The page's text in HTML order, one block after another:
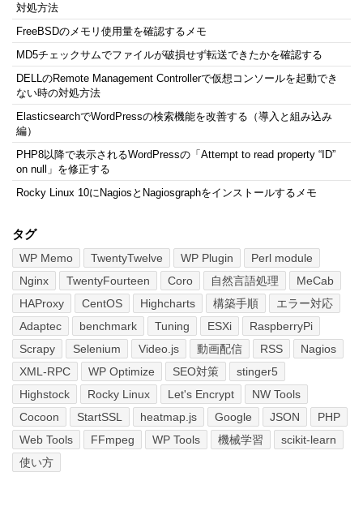
対処方法
FreeBSDのメモリ使用量を確認するメモ
MD5チェックサムでファイルが破損せず転送できたかを確認する
DELLのRemote Management Controllerで仮想コンソールを起動でき
ない時の対処方法
ElasticsearchでWordPressの検索機能を改善する（導入と組み込み
編）
PHP8以降で表示されるWordPressの「Attempt to read property “ID”
on null」を修正する
Rocky Linux 10にNagiosとNagiosgraphをインストールするメモ
タグ
WP Memo TwentyTwelve WP Plugin
Perl module
Nginx
TwentyFourteen Coro 自然言語処理
MeCab
HAProxy
CentOS Highcharts 構築手順
エラー対応
Adaptec
benchmark Tuning ESXi
RaspberryPi
Scrapy
Selenium Video.js 動画配信 RSS
Nagios
XML-RPC
WP Optimize SEO対策
stinger5
Highstock
Rocky Linux Let's Encrypt
NW Tools
Cocoon
StartSSL heatmap.js Google JSON
PHP
Web Tools
FFmpeg WP Tools 機械学習
scikit-learn
使い方